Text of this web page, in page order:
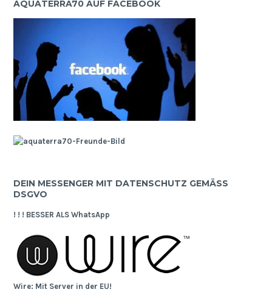
AQUATERRA70 AUF FACEBOOK
DEIN MESSENGER MIT DATENSCHUTZ GEMÄSS D
SGVO
! ! ! BESSER ALS WhatsApp
Wire: Mit Server in der EU!